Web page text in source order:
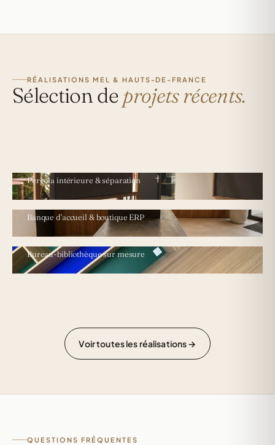
RÉALISATIONS MEL & HAUTS-DE-FRANCE
Sélection deprojets récents.
Pergola intérieure & séparation
Banque d'accueil & boutique ERP
Bureau-bibliothèque sur mesure
Voir toutes les réalisations →
QUESTIONS FRÉQUENTES